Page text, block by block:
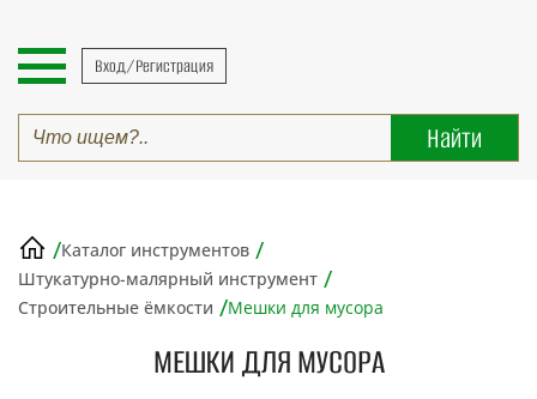
Вход/Регистрация
/Каталог инструментов /
Штукатурно-малярный инструмент /
Строительные ёмкости /Мешки для мусора
МЕШКИ ДЛЯ МУСОРА